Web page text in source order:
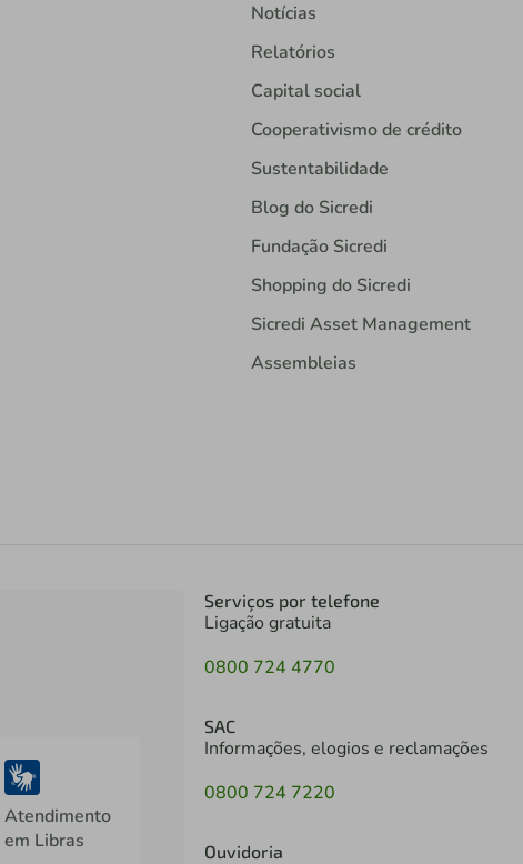
Notícias
Relatórios
Capital social
Cooperativismo de crédito
Sustentabilidade
Blog do Sicredi
Fundação Sicredi
Shopping do Sicredi
Sicredi Asset Management
Assembleias
Atendimento
em Libras
Serviços por telefone
Ligação gratuita
0800 724 4770
SAC
Informações, elogios e reclamações
0800 724 7220
Ouvidoria